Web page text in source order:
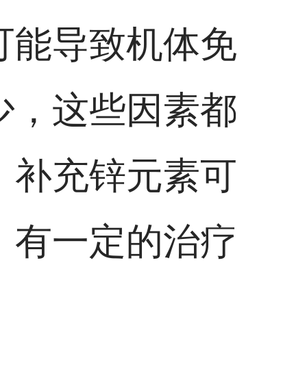
能导致机体免
，这些因素都
补充锌元素可
一定的治疗